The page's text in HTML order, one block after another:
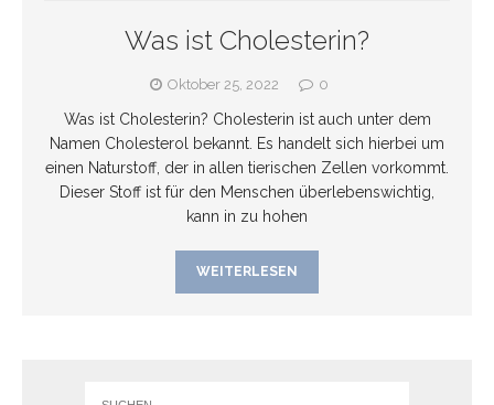
Was ist Cholesterin?
Oktober 25, 2022 0
Was ist Cholesterin? Cholesterin ist auch unter dem
Namen Cholesterol bekannt. Es handelt sich hierbei um
einen Naturstoff, der in allen tierischen Zellen vorkommt.
Dieser Stoff ist für den Menschen überlebenswichtig,
kann in zu hohen
WEITERLESEN